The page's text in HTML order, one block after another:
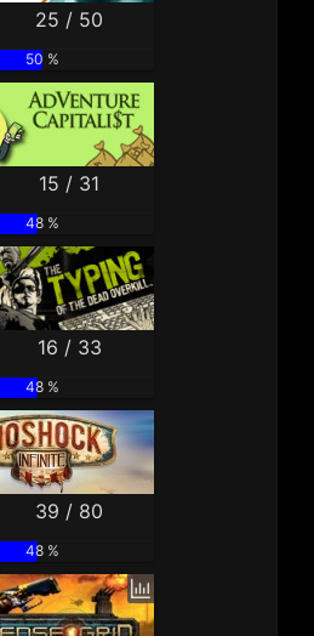
25 / 50
50 %
15 / 31
48 %
16 / 33
48 %
39 / 80
48 %